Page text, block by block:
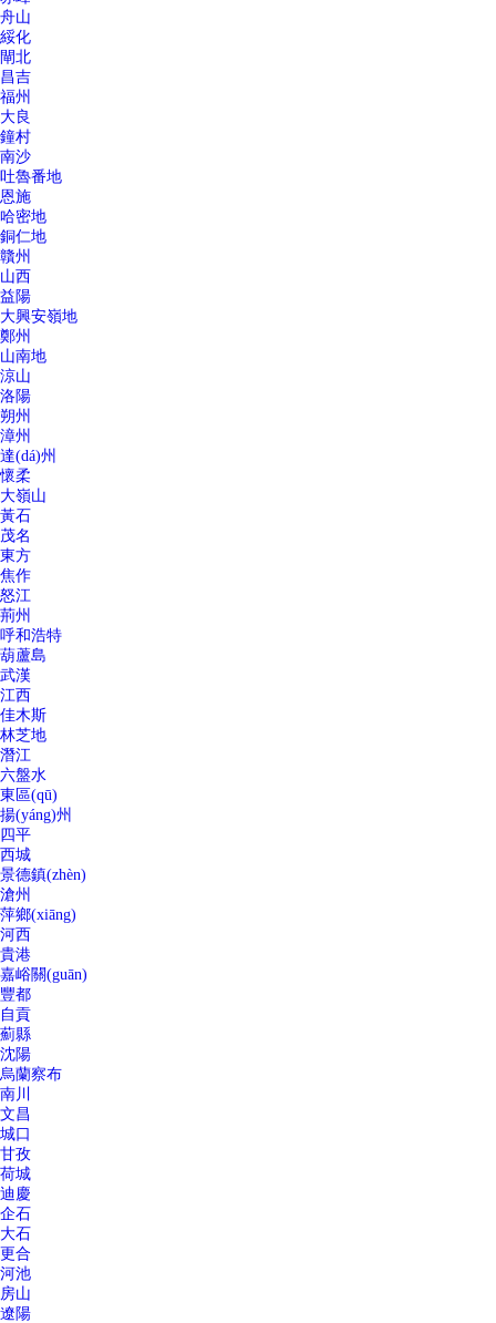
舟山
綏化
閘北
昌吉
福州
大良
鐘村
南沙
吐魯番地
恩施
哈密地
銅仁地
贛州
山西
益陽
大興安嶺地
鄭州
山南地
涼山
洛陽
朔州
漳州
達(dá)州
懷柔
大嶺山
黃石
茂名
東方
焦作
怒江
荊州
呼和浩特
葫蘆島
武漢
江西
佳木斯
林芝地
潛江
六盤水
東區(qū)
揚(yáng)州
四平
西城
景德鎮(zhèn)
滄州
萍鄉(xiāng)
河西
貴港
嘉峪關(guān)
豐都
自貢
薊縣
沈陽
烏蘭察布
南川
文昌
城口
甘孜
荷城
迪慶
企石
大石
更合
河池
房山
遼陽